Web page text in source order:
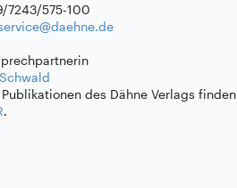
7243/575-100
des Dähne Verlags finden
.